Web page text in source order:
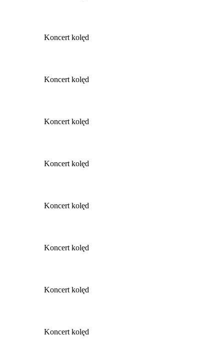
Koncert kolęd
Koncert kolęd
Koncert kolęd
Koncert kolęd
Koncert kolęd
Koncert kolęd
Koncert kolęd
Koncert kolęd